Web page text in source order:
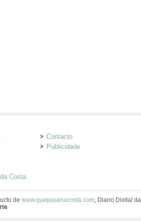
Costa
Contacto
Publicidade
de www.quepasanacosta.com, Diario Dixital